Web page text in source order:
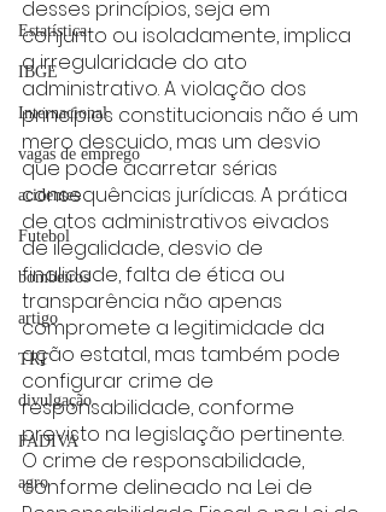
Estatística
IBGE
Internacional
vagas de emprego
acidentes
Futebol
bombeiros
artigo
TRT
divulgação
FADIVA
agro
desses princípios, seja em
conjunto ou isoladamente, implica
a irregularidade do ato
administrativo. A violação dos
princípios constitucionais não é um
mero descuido, mas um desvio
que pode acarretar sérias
consequências jurídicas. A prática
de atos administrativos eivados
de ilegalidade, desvio de
finalidade, falta de ética ou
transparência não apenas
compromete a legitimidade da
ação estatal, mas também pode
configurar crime de
responsabilidade, conforme
previsto na legislação pertinente.
O crime de responsabilidade,
conforme delineado na Lei de